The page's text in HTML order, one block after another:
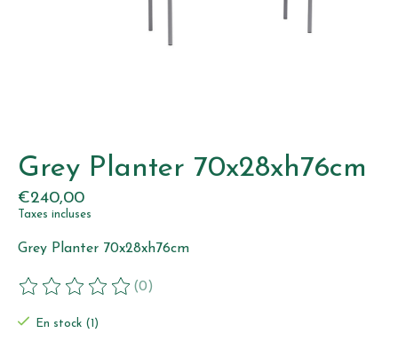
Grey Planter 70x28xh76cm
€240,00
Taxes incluses
Grey Planter 70x28xh76cm
Ce produit est évalué à
(0)
En stock (1)